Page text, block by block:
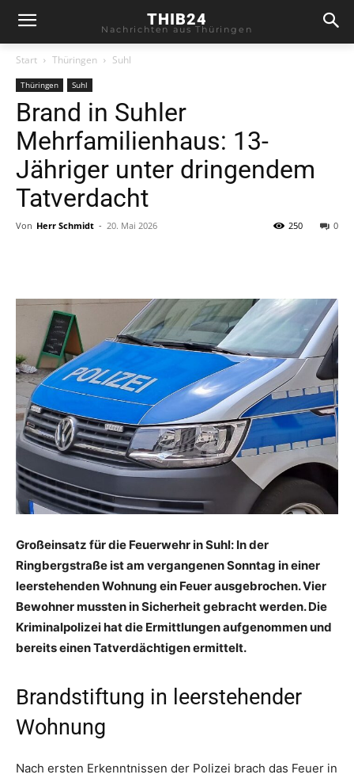
THIB24
Nachrichten aus Thüringen
Start Thüringen Suhl
Thüringen Suhl
Brand in Suhler
Mehrfamilienhaus: 13-
Jähriger unter dringendem
Tatverdacht
Von Herr Schmidt - 20. Mai 2026 0
250
Großeinsatz für die Feuerwehr in Suhl: In der
Ringbergstraße ist am vergangenen Sonntag in einer
leerstehenden Wohnung ein Feuer ausgebrochen. Vier
Bewohner mussten in Sicherheit gebracht werden. Die
Kriminalpolizei hat die Ermittlungen aufgenommen und
bereits einen Tatverdächtigen ermittelt.
Brandstiftung in leerstehender
Wohnung
Nach ersten Erkenntnissen der Polizei brach das Feuer in